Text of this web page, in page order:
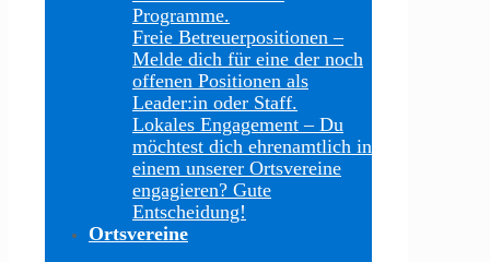
Programme.
Freie Betreuerpositionen –
Melde dich für eine der noch
offenen Positionen als
Leader:in oder Staff.
Lokales Engagement – Du
möchtest dich ehrenamtlich in
einem unserer Ortsvereine
engagieren? Gute
Entscheidung!
Ortsvereine